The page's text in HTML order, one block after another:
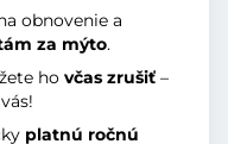
obnovenie a
za mýto.
hovčas zrušiť –
platnú ročnú